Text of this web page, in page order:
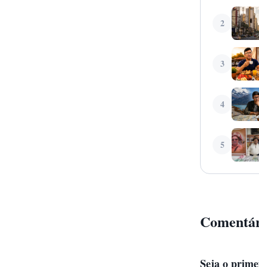
2
3
4
5
Seja o